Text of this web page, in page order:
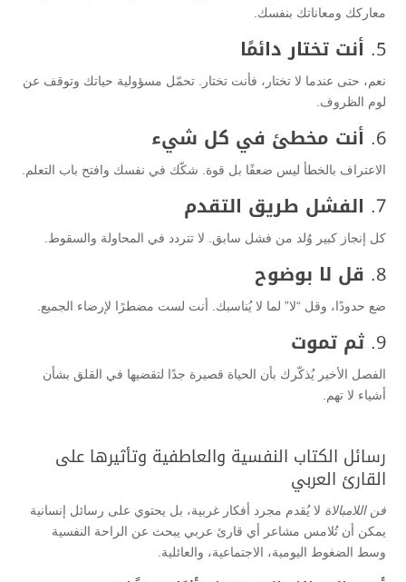
معاركك ومعاناتك بنفسك.
5. أنت تختار دائمًا
نعم، حتى عندما لا تختار، فأنت تختار. تحمّل مسؤولية حياتك وتوقف عن
لوم الظروف.
6. أنت مخطئ في كل شيء
الاعتراف بالخطأ ليس ضعفًا بل قوة. شكّك في نفسك وافتح باب التعلم.
7. الفشل طريق التقدم
كل إنجاز كبير وُلد من فشل سابق. لا تتردد في المحاولة والسقوط.
8. قل لا بوضوح
ضع حدودًا، وقل “لا” لما لا يُناسبك. أنت لست مضطرًا لإرضاء الجميع.
9. ثم تموت
الفصل الأخير يُذكّرك بأن الحياة قصيرة جدًا لتقضيها في القلق بشأن
أشياء لا تهم.
رسائل الكتاب النفسية والعاطفية وتأثيرها على
القارئ العربي
فن اللامبالاة لا يُقدم مجرد أفكار غربية، بل يحتوي على رسائل إنسانية
يمكن أن تُلامس مشاعر أي قارئ عربي يبحث عن الراحة النفسية
وسط الضغوط اليومية، الاجتماعية، والعائلية.